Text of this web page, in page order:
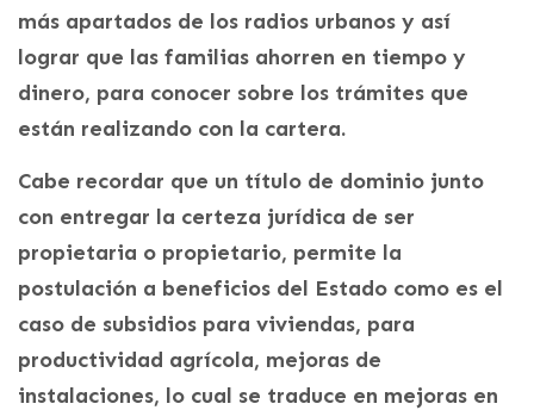
más apartados de los radios urbanos y así
lograr que las familias ahorren en tiempo y
dinero, para conocer sobre los trámites que
están realizando con la cartera.
Cabe recordar que un título de dominio junto
con entregar la certeza jurídica de ser
propietaria o propietario, permite la
postulación a beneficios del Estado como es el
caso de subsidios para viviendas, para
productividad agrícola, mejoras de
instalaciones, lo cual se traduce en mejoras en